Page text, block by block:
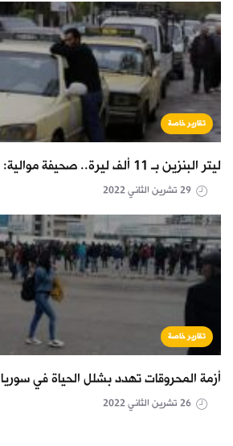
تقارير خاصة
ليتر البنزين بـ 11 ألف ليرة.. صحيفة موالية: القادم أسوأ
تقارير خاصة
أزمة المحروقات تهدد بشلل الحياة في سوريا